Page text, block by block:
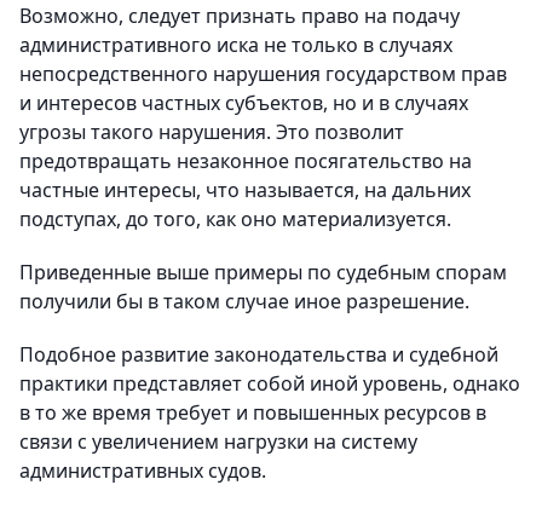
Возможно, следует признать право на подачу
административного иска не только в случаях
непосредственного нарушения государством прав
и интересов частных субъектов, но и в случаях
угрозы такого нарушения. Это позволит
предотвращать незаконное посягательство на
частные интересы, что называется, на дальних
подступах, до того, как оно материализуется.
Приведенные выше примеры по судебным спорам
получили бы в таком случае иное разрешение.
Подобное развитие законодательства и судебной
практики представляет собой иной уровень, однако
в то же время требует и повышенных ресурсов в
связи с увеличением нагрузки на систему
административных судов.